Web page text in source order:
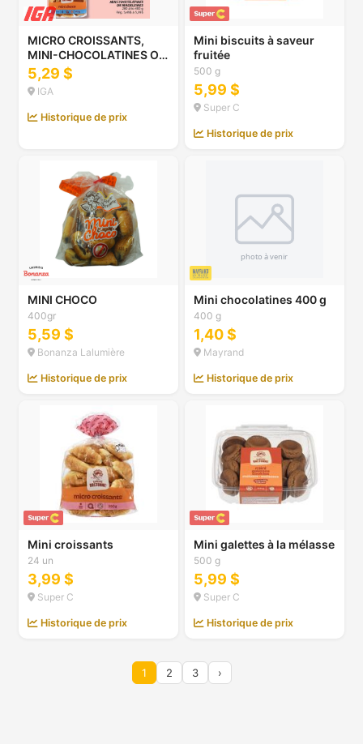
MICRO CROISSANTS,
MINI-CHOCOLATINES OU
MADELEINES LA PETITE
BRETONNE
5,29 $
IGA
Historique de prix
Mini biscuits à saveur
fruitée
500 g
5,99 $
Super C
Historique de prix
MINI CHOCO
400gr
5,59 $
Bonanza Lalumière
Historique de prix
Mini chocolatines 400 g
400 g
1,40 $
Mayrand
Historique de prix
Mini croissants
24 un
3,99 $
Super C
Historique de prix
Mini galettes à la mélasse
500 g
5,99 $
Super C
Historique de prix
1 2 3 ›